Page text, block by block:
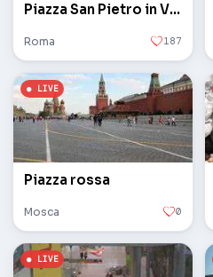
Piazza San Pietro in Vaticano
Roma 187
Piazza rossa
Mosca 0